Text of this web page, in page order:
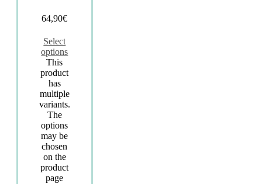
64,90€
Select
options
This
product
has
multiple
variants.
The
options
may be
chosen
on the
product
page